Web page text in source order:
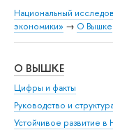
Национальный
экономики» → О Вышке
О ВЫШКЕ
Цифры и факты
Руководство и
Устойчивое развитие